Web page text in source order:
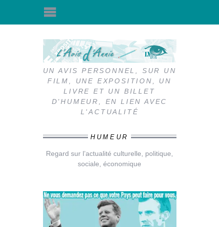
UN AVIS PERSONNEL, SUR UN
FILM, UNE EXPOSITION, UN
LIVRE ET UN BILLET
D'HUMEUR, EN LIEN AVEC
L'ACTUALITÉ
HUMEUR
Regard sur l’actualité culturelle, politique,
sociale, économique